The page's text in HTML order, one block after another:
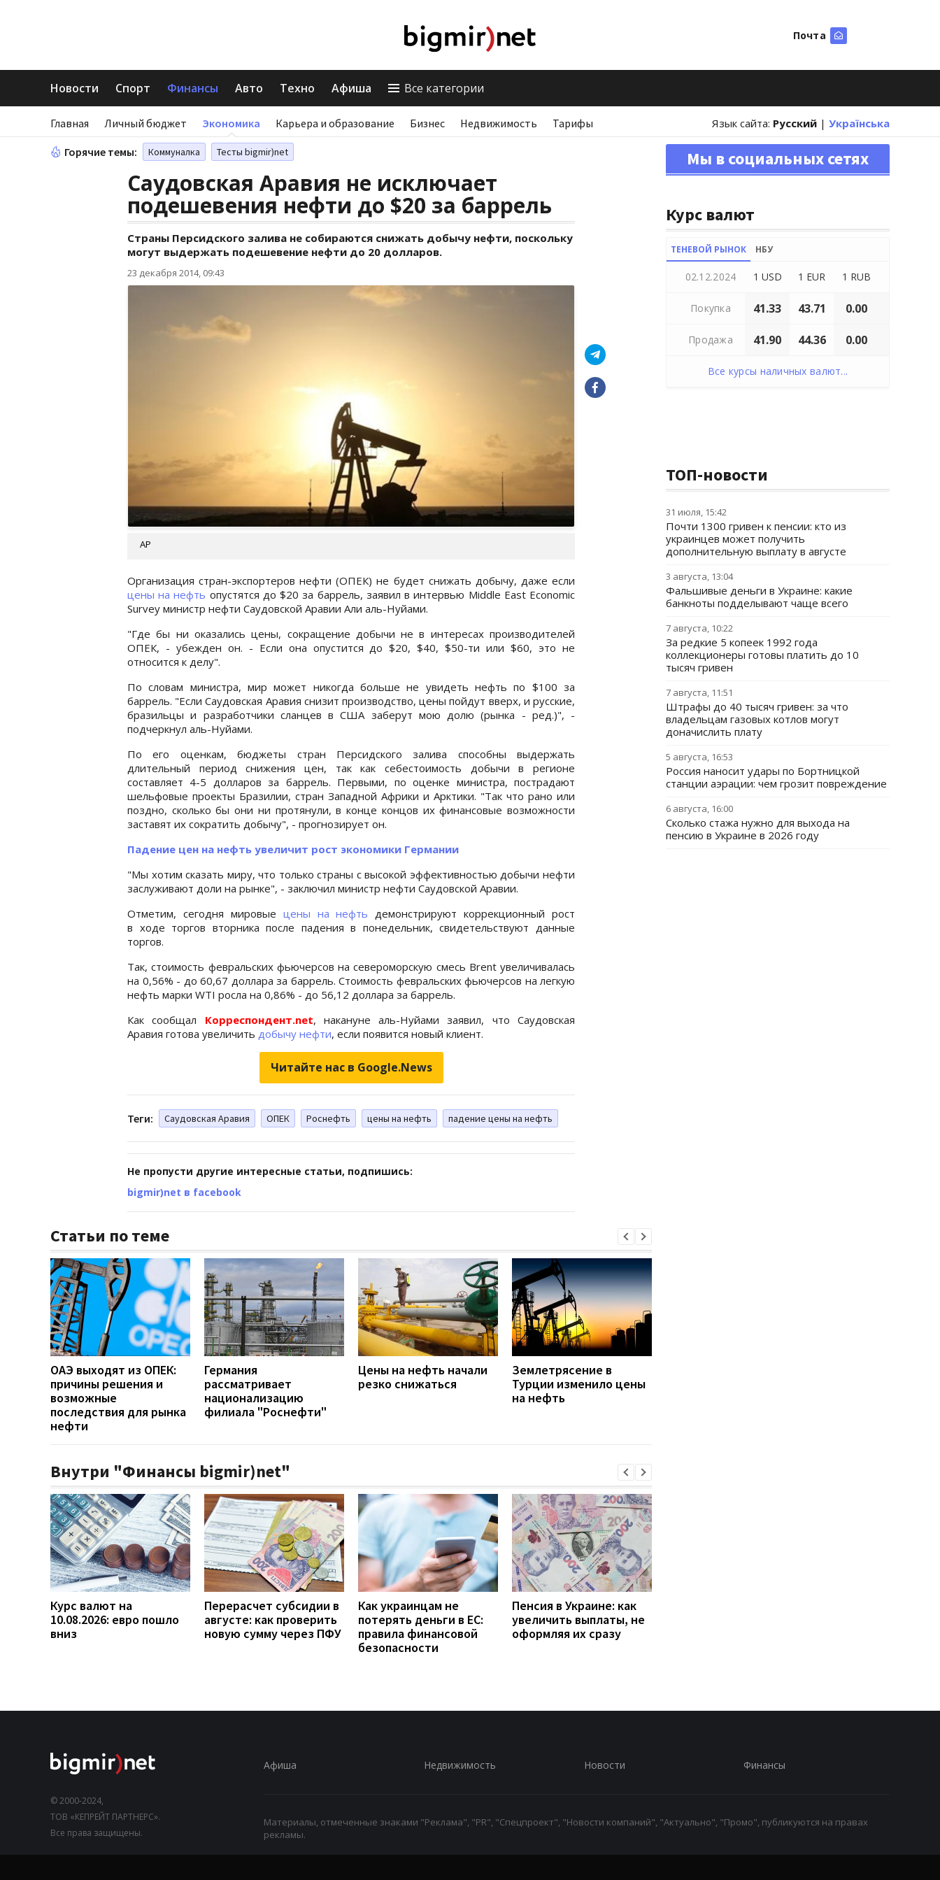
Почта
Новости Спорт Финансы Авто Техно Афиша Все категории
Главная Личный бюджет Экономика Карьера и образование Бизнес Недвижимость Тарифы Язык сайта: Русский | Українська
Горячие темы: Коммуналка Тесты bigmir)net
Саудовская Аравия не исключает
подешевения нефти до $20 за баррель
Страны Персидского залива не собираются снижать добычу нефти, поскольку
могут выдержать подешевение нефти до 20 долларов.
23 декабря 2014, 09:43
AP
Организация стран-экспортеров нефти (ОПЕК) не будет снижать добычу, даже если
цены на нефть опустятся до $20 за баррель, заявил в интервью Middle East Economic
Survey министр нефти Саудовской Аравии Али аль-Нуйами.
"Где бы ни оказались цены, сокращение добычи не в интересах производителей
ОПЕК, - убежден он. - Если она опустится до $20, $40, $50-ти или $60, это не
относится к делу".
По словам министра, мир может никогда больше не увидеть нефть по $100 за
баррель. "Если Саудовская Аравия снизит производство, цены пойдут вверх, и русские,
бразильцы и разработчики сланцев в США заберут мою долю (рынка - ред.)", -
подчеркнул аль-Нуйами.
По его оценкам, бюджеты стран Персидского залива способны выдержать
длительный период снижения цен, так как себестоимость добычи в регионе
составляет 4-5 долларов за баррель. Первыми, по оценке министра, пострадают
шельфовые проекты Бразилии, стран Западной Африки и Арктики. "Так что рано или
поздно, сколько бы они ни протянули, в конце концов их финансовые возможности
заставят их сократить добычу", - прогнозирует он.
Падение цен на нефть увеличит рост экономики Германии
"Мы хотим сказать миру, что только страны с высокой эффективностью добычи нефти
заслуживают доли на рынке", - заключил министр нефти Саудовской Аравии.
Отметим, сегодня мировые цены на нефть демонстрируют коррекционный рост
в ходе торгов вторника после падения в понедельник, свидетельствуют данные
торгов.
Так, стоимость февральских фьючерсов на североморскую смесь Brent увеличивалась
на 0,56% - до 60,67 доллара за баррель. Стоимость февральских фьючерсов на легкую
нефть марки WTI росла на 0,86% - до 56,12 доллара за баррель.
Как сообщал Корреспондент.net, накануне аль-Нуйами заявил, что Саудовская
Аравия готова увеличить добычу нефти, если появится новый клиент.
Читайте нас в Google.News
Теги: Саудовская Аравия ОПЕК Роснефть цены на нефть падение цены на нефть
Не пропусти другие интересные статьи, подпишись:
bigmir)net в facebook
Статьи по теме
ОАЭ выходят из ОПЕК:
причины решения и
возможные
последствия для рынка
нефти
Германия
рассматривает
национализацию
филиала "Роснефти"
Цены на нефть начали
резко снижаться
Землетрясение в
Турции изменило цены
на нефть
Внутри "Финансы bigmir)net"
Курс валют на
10.08.2026: евро пошло
вниз
Перерасчет субсидии в
августе: как проверить
новую сумму через ПФУ
Как украинцам не
потерять деньги в ЕС:
правила финансовой
безопасности
Пенсия в Украине: как
увеличить выплаты, не
оформляя их сразу
Мы в социальных сетях
Курс валют
ТЕНЕВОЙ РЫНОК НБУ
02.12.2024 1 USD 1 EUR 1 RUB
Покупка 41.33 43.71 0.00
Продажа 41.90 44.36 0.00
Все курсы наличных валют...
ТОП-новости
31 июля, 15:42
Почти 1300 гривен к пенсии: кто из
украинцев может получить
дополнительную выплату в августе
3 августа, 13:04
Фальшивые деньги в Украине: какие
банкноты подделывают чаще всего
7 августа, 10:22
За редкие 5 копеек 1992 года
коллекционеры готовы платить до 10
тысяч гривен
7 августа, 11:51
Штрафы до 40 тысяч гривен: за что
владельцам газовых котлов могут
доначислить плату
5 августа, 16:53
Россия наносит удары по Бортницкой
станции аэрации: чем грозит повреждение
6 августа, 16:00
Сколько стажа нужно для выхода на
пенсию в Украине в 2026 году
© 2000-2024,
ТОВ «КЕПРЕЙТ ПАРТНЕРС».
Все права защищены.
Афиша Недвижимость Новости Финансы
Материалы, отмеченные знаками "Реклама", "PR", "Спецпроект", "Новости компаний", "Актуально", "Промо", публикуются на правах
рекламы.